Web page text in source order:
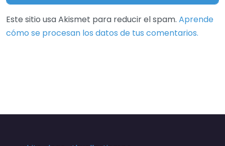
Este sitio usa Akismet para reducir el spam. Aprende
cómo se procesan los datos de tus comentarios.